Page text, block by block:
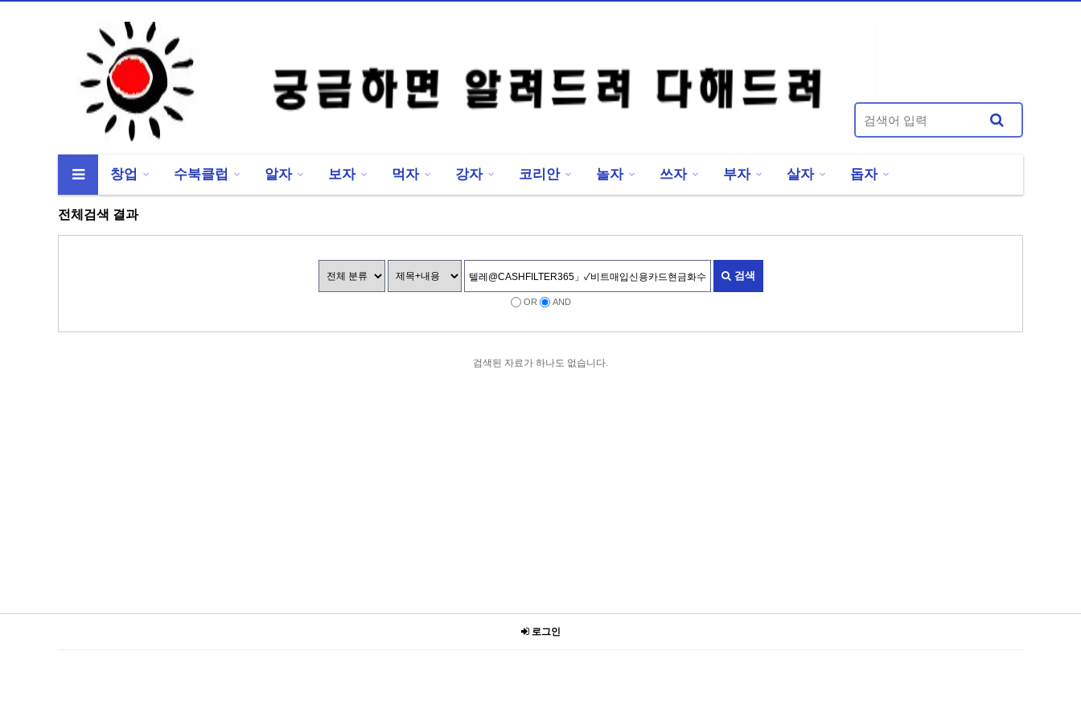
창업 수북클럽 알자 보자 먹자 강자 코리안 놀자 쓰자
부자
살자
돕자
전체검색 결과
검색
OR AND
검색된 자료가 하나도 없습니다.
로그인